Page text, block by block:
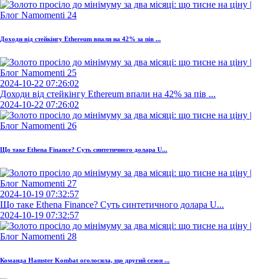
Доходи від стейкінгу Ethereum впали на 42% за пів ...
2024-10-22 07:26:02
Доходи від стейкінгу Ethereum впали на 42% за пів ...
2024-10-22 07:26:02
Що таке Ethena Finance? Суть синтетичного долара U...
2024-10-19 07:32:57
Що таке Ethena Finance? Суть синтетичного долара U...
2024-10-19 07:32:57
Команда Hamster Kombat оголосила, що другий сезон ...